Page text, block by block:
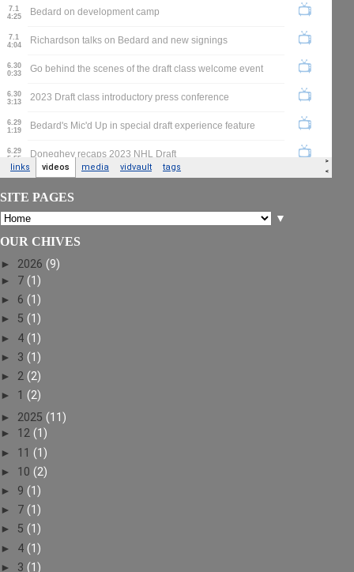
SITE PAGES
▼
OUR CHIVES
► 2026 (9)
► 7 (1)
► 6 (1)
► 5 (1)
► 4 (1)
► 3 (1)
► 2 (2)
► 1 (2)
► 2025 (11)
► 12 (1)
► 11 (1)
► 10 (2)
► 9 (1)
► 7 (1)
► 5 (1)
► 4 (1)
► 3 (1)